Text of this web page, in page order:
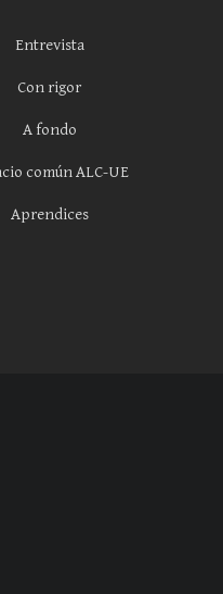
Entrevista
Con rigor
A fondo
común ALC-UE
Aprendices